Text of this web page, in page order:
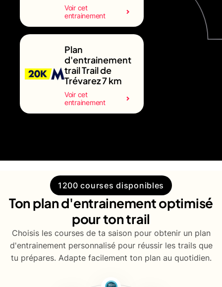
Voir cet
entrainement
Plan
d'entrainement
trail Trail de
Trévarez 7 km
Voir cet
entrainement
1200 courses disponibles
Ton plan d'entrainement optimisé
pour ton trail
Choisis les courses de ta saison pour obtenir un plan
d'entrainement personnalisé pour réussir les trails que
tu prépares. Adapte facilement ton plan au quotidien.